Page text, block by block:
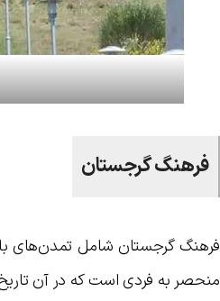
فرهنگ گرجستان
فرهنگ گرجستان شامل تمدن‌های
منحصر به فردی است که در آن